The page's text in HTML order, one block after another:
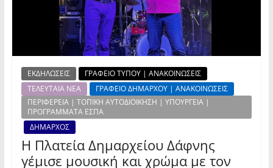
ΕΚΔΗΛΩΣΕΙΣ
ΓΡΑΦΕΙΟ ΤΥΠΟΥ | ΑΝΑΚΟΙΝΩΣΕΙΣ
ΤΕΛΕΥΤΑΙΑ ΝΕΑ
ΓΡΑΦΕΙΟ ΔΗΜΑΡΧΟΥ | ΑΝΑΚΟΙΝΩΣΕΙΣ
ΠΕΡΙΦΕΡΕΙΑ | ΤΟΠΙΚΗ ΑΥΤΟΔΙΟΙΚΗΣΗ | ΥΠΟΥΡΓΕΙΑ |
ΠΡΟΓΡΑΜΜΑΤΑ ΕΣΠΑ
ΔΗΜΑΡΧΟΣ
Η Πλατεία Δημαρχείου Δάφνης
γέμισε μουσική και χρώμα με τον